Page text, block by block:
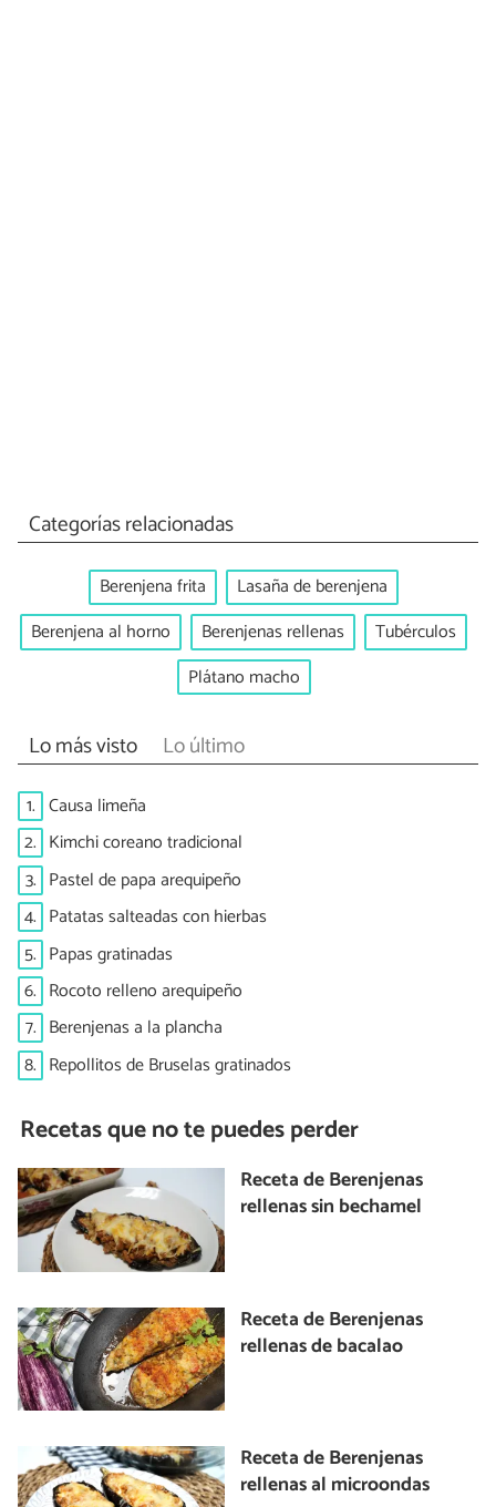
Categorías relacionadas
Berenjena frita
Lasaña de berenjena
Berenjena al horno
Berenjenas rellenas
Tubérculos
Plátano macho
Lo más visto Lo último
1. Causa limeña
2. Kimchi coreano tradicional
3. Pastel de papa arequipeño
4. Patatas salteadas con hierbas
5. Papas gratinadas
6. Rocoto relleno arequipeño
7. Berenjenas a la plancha
8. Repollitos de Bruselas gratinados
Recetas que no te puedes perder
Receta de Berenjenas
rellenas sin bechamel
Receta de Berenjenas
rellenas de bacalao
Receta de Berenjenas
rellenas al microondas